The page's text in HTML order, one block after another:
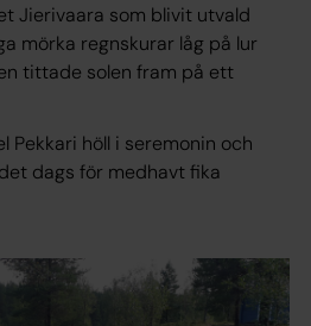
Jierivaara som blivit utvald
mörka regnskurar låg på lur
tittade solen fram på ett
Pekkari höll i seremonin och
dags för medhavt fika